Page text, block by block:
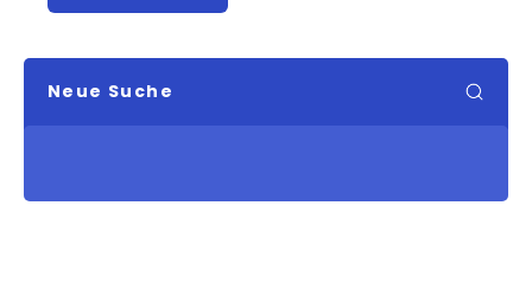
Neue Suche